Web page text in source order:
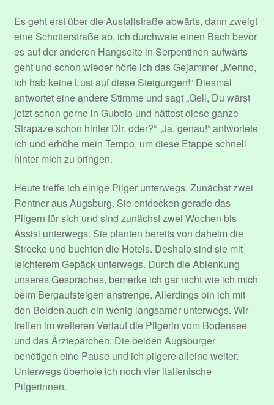
Dein Abonnement.
Edit Your Profile
Hallo und Herzlich Willkommen!
Update Billing Card
Submit Event
Über mich.
User Profile
Venues
Veranstaltungen
Es geht erst über die Ausfallstraße abwärts, dann zweigt
eine Schotterstraße ab, ich durchwate einen Bach bevor
es auf der anderen Hangseite in Serpentinen aufwärts
geht und schon wieder hörte ich das Gejammer „Menno,
ich hab keine Lust auf diese Steigungen!“ Diesmal
antwortet eine andere Stimme und sagt „Gell, Du wärst
jetzt schon gerne in Gubbio und hättest diese ganze
Strapaze schon hinter Dir, oder?“ „Ja, genau!“ antwortete
ich und erhöhe mein Tempo, um diese Etappe schnell
hinter mich zu bringen.
Heute treffe ich einige Pilger unterwegs. Zunächst zwei
Rentner aus Augsburg. Sie entdecken gerade das
Pilgern für sich und sind zunächst zwei Wochen bis
Assisi unterwegs. Sie planten bereits von daheim die
Strecke und buchten die Hotels. Deshalb sind sie mit
leichterem Gepäck unterwegs. Durch die Ablenkung
unseres Gespräches, bemerke ich gar nicht wie ich mich
beim Bergaufsteigen anstrenge. Allerdings bin ich mit
den Beiden auch ein wenig langsamer unterwegs. Wir
treffen im weiteren Verlauf die Pilgerin vom Bodensee
und das Ärztepärchen. Die beiden Augsburger
benötigen eine Pause und ich pilgere alleine weiter.
Unterwegs überhole ich noch vier italienische
Pilgerinnen.